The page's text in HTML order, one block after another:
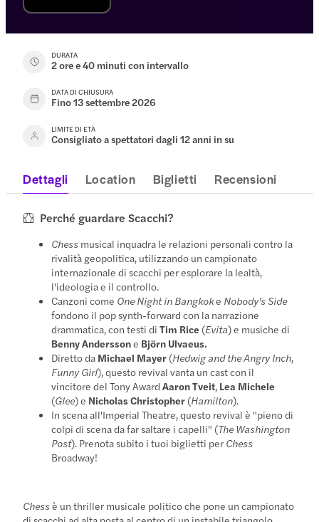
DURATA
2 ore e 40 minuti con intervallo
DATA DI CHIUSURA
Fino 13 settembre 2026
LIMITE DI ETÀ
Consigliato a spettatori dagli 12 anni in su
Dettagli Location Biglietti Recensioni
Perché guardare Scacchi?
Chess musical inquadra le relazioni personali contro la
rivalità geopolitica, utilizzando un campionato
internazionale di scacchi per esplorare la lealtà,
l'ideologia e il controllo.
Canzoni come One Night in Bangkoke Nobody's Side
fondono il pop synth-forward con la narrazione
drammatica, con testi diTim Rice (Evita) e musiche di
Benny Anderssone Björn Ulvaeus.
Diretto da Michael Mayer (Hedwig and the Angry Inch,
Funny Girl), questo revival vanta un cast con il
vincitore del Tony AwardAaron Tveit, Lea Michele
(Glee) e Nicholas Christopher (Hamilton).
In scena all'Imperial Theatre, questo revival è "pieno di
colpi di scena da far saltare i capelli" (The Washington
Post). Prenota subito i tuoi biglietti per Chess
Broadway!
Chessè un thriller musicale politico che pone un campionato